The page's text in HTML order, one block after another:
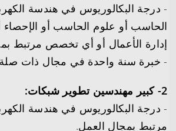
­- درجة البكالوريوس في هندسة
الحاسب أو علوم الحاسب أو الإحصاء
إدارة الأعمال أو أي تخصص مرتبط
­- خبرة سنة واحدة في مجال ذات
2- كبير مهندسين تطوير شبكات:
­- درجة البكالوريوس في هندسة
مرتبط بمجال العمل.